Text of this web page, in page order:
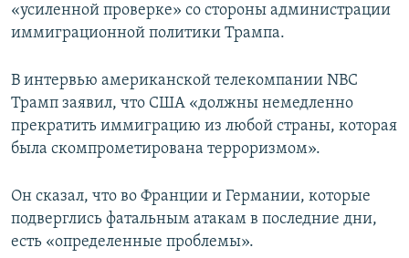
ПОБЕДИТЕЛЕЙ НЕ СУДЯТ?
ELIFBE
УКРАИНСКАЯ ПРОБЛЕМА КРЫМА
ПРИСОЕДИНЯЙТЕСЬ!
Все сайты RFE/RL
«усиленной проверке» со стороны администрации
иммиграционной политики Трампа.
В интервью американской телекомпании NBC
Трамп заявил, что США «должны немедленно
прекратить иммиграцию из любой страны, которая
была скомпрометирована терроризмом».
Он сказал, что во Франции и Германии, которые
подверглись фатальным атакам в последние дни,
есть «определенные проблемы».